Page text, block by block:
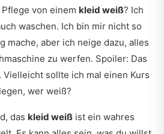
von einem kleid weiß? Ich
waschen. Ich bin mir nicht so
mache, aber ich neige dazu, alles
zu werfen. Spoiler: Das
sollte ich mal einen Kurs
wer weiß?
das kleid weiß ist ein wahres